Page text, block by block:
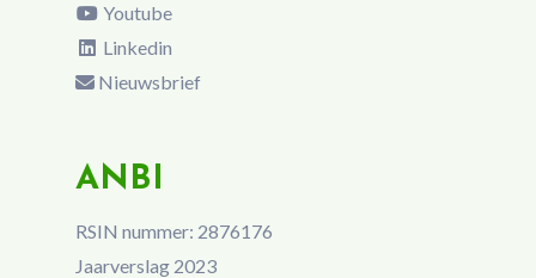
Youtube
Linkedin
Nieuwsbrief
ANBI
RSIN nummer: 2876176
Jaarverslag 2023